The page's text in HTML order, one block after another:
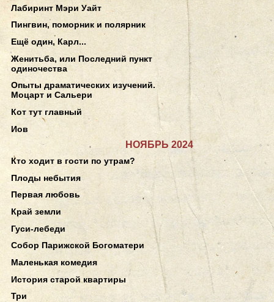
Лабиринт Мэри Уайт
Пингвин, поморник и полярник
Ещё один, Карл...
Женитьба, или Последний пункт
одиночества
Опыты драматических изучений.
Моцарт и Сальери
Кот тут главный
Иов
НОЯБРЬ 2024
Кто ходит в гости по утрам?
Плоды небытия
Первая любовь
Край земли
Гуси-лебеди
Собор Парижской Богоматери
Маленькая комедия
История старой квартиры
Три